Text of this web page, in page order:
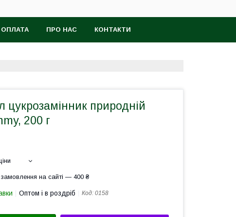
ПРО НАС КОНТАКТИ
цукрозамінник природній
200 г
на сайті — 400 ₴
Оптом і в роздріб Код: 0158